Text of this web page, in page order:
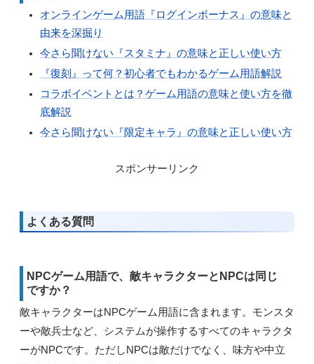
オンラインゲーム用語『ログインボーナス』の意味と
由来を深掘り
今さら聞けない『スタミナ』の意味と正しい使い方
『復刻』って何？初心者でもわかるゲーム用語解説
コラボイベントとは？ゲーム用語の意味と使い方を徹
底解説
今さら聞けない『限定キャラ』の意味と正しい使い方
スポンサーリンク
よくある質問
NPCゲーム用語で、敵キャラクターとNPCは同じ
ですか？
敵キャラクターはNPCゲーム用語に含まれます。モンスタ
ーや敵兵士など、システムが操作するすべてのキャラクタ
ーがNPCです。ただしNPCは敵だけでなく、味方や中立